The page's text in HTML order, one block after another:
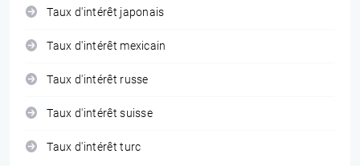
Taux d'intérêt japonais
Taux d'intérêt mexicain
Taux d'intérêt russe
Taux d'intérêt suisse
Taux d'intérêt turc